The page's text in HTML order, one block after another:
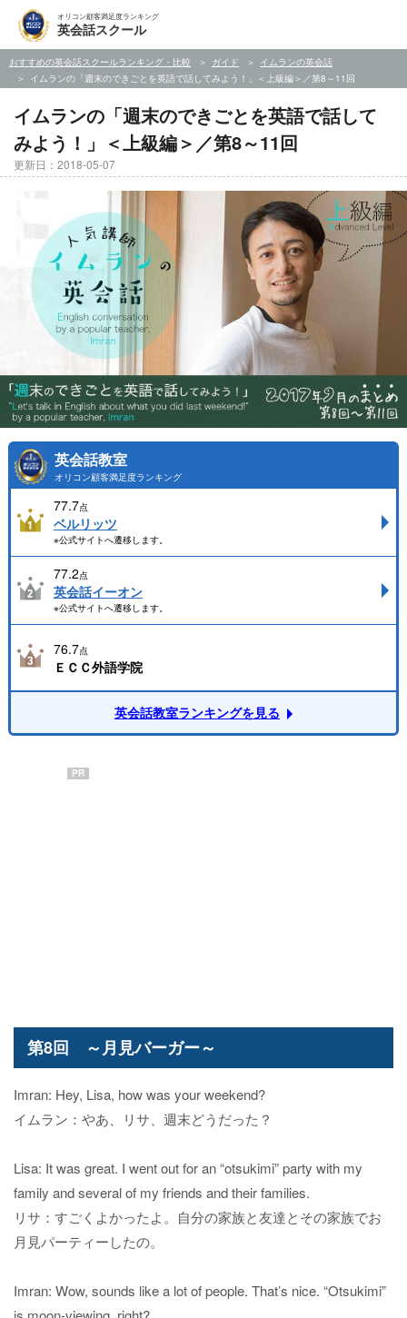
オリコン顧客満足度ランキング
英会話スクール
おすすめの英会話スクールランキング・比較 ガイド
イムランの英会話
イムランの「週末のできごとを英語で話してみよう！」＜上級編＞／第8～11回
イムランの「週末のできごとを英語で話して
みよう！」＜上級編＞／第8～11回
更新日：2018-05-07
英会話教室
オリコン顧客満足度ランキング
77.7点
ベルリッツ
※公式サイトへ遷移します。
77.2点
英会話イーオン
※公式サイトへ遷移します。
76.7点
ＥＣＣ外語学院
英会話教室ランキングを見る
PR
第8回 ～月見バーガー～
Imran: Hey, Lisa, how was your weekend?
イムラン：やあ、リサ、週末どうだった？
Lisa: It was great. I went out for an “otsukimi” party with my
family and several of my friends and their families.
リサ：すごくよかったよ。自分の家族と友達とその家族でお
月見パーティーしたの。
Imran: Wow, sounds like a lot of people. That’s nice. “Otsukimi”